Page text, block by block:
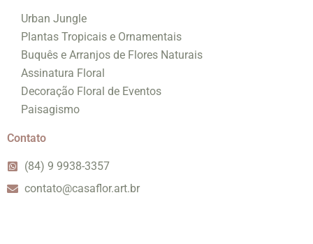
Urban Jungle
Plantas Tropicais e Ornamentais
Buquês e Arranjos de Flores Naturais
Assinatura Floral
Decoração Floral de Eventos
Paisagismo
Contato
(84) 9 9938-3357
contato@casaflor.art.br